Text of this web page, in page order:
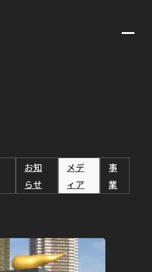
お知
らせ
メデ
ィア
事
業